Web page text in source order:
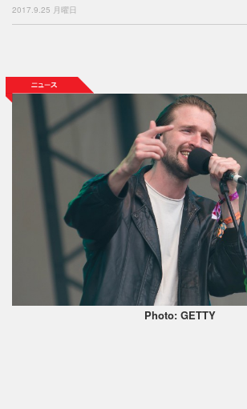
2017.9.25 月曜日
Photo: GETTY